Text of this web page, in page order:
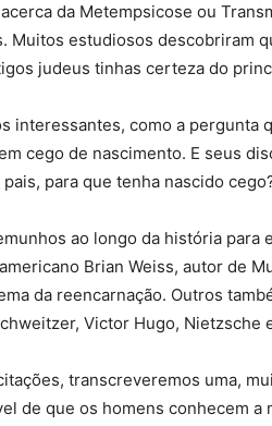
da Metempsicose ou
Muitos estudiosos descobriram
judeus tinhas certeza do
interessantes, como a pergunta
cego de nascimento. E seus
para que tenha nascido
ao longo da história para
Brian Weiss, autor de
da reencarnação. Outros
Victor Hugo, Nietzsche
transcreveremos uma,
de que os homens conhecem